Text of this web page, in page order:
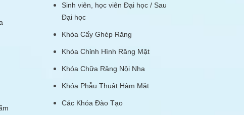
Sinh viên, học viên Đại học / Sau
Đại học
Khóa Cấy Ghép Răng
Khóa Chỉnh Hình Răng Mặt
Khóa Chữa Răng Nội Nha
Khóa Phẫu Thuật Hàm Mặt
Các Khóa Đào Tạo